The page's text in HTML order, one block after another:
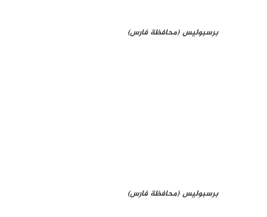
برسبوليس (محافظة فارس)
برسبوليس (محافظة فارس)